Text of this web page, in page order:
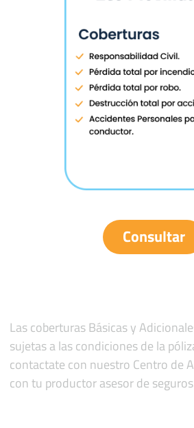
Consultar
Las coberturas Básicas y
sujetas a las condiciones de la
contactate con nuestro Centro de
con tu productor asesor de